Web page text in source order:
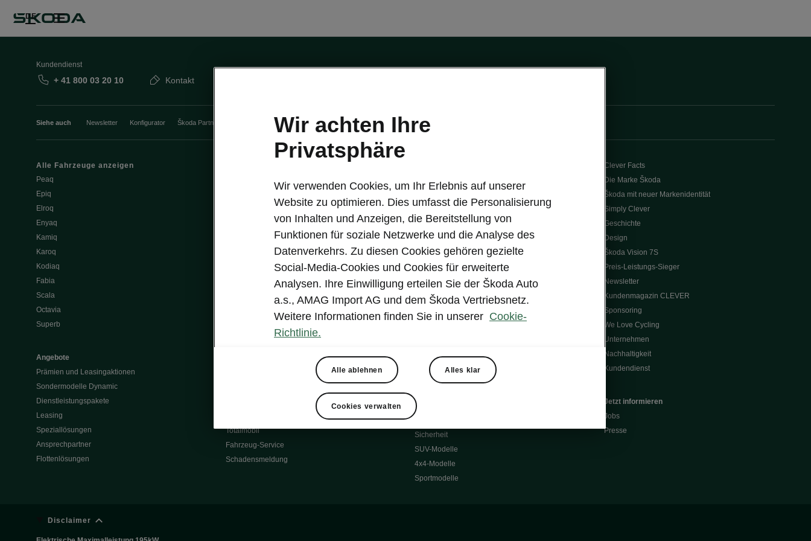
DE
Kundendienst
+ 41 800 03 20 10 Kontakt
Siehe auch Newsletter Konfigurator Škoda Partner
Alle Fahrzeuge anzeigen
Peaq
Epiq
Elroq
Enyaq
Kamiq
Karoq
Kodiaq
Fabia
Scala
Octavia
Superb
Angebote
Prämien und Leasingaktionen
Sondermodelle Dynamic
Dienstleistungspakete
Leasing
Speziallösungen
Ansprechpartner
Flottenlösungen
Software Update
ME3.7 Software Update
Öffentliches Laden
Zuhause laden
Batterie und Reichweite
Škoda Vision O
Totalmobil
Fahrzeug-Service
Schadensmeldung
Škoda Connect
MyŠkoda App
3G Sunset
Verfügbarkeitsliste
Original Zubehör-Kataloge
Winterräder
Transportsysteme
Komfort & Ausstattung
Occasionen
Sicherheit
SUV-Modelle
4x4-Modelle
Sportmodelle
Clever Facts
Die Marke Škoda
Škoda mit neuer Markenidentität
Simply Clever
Geschichte
Design
Škoda Vision 7S
Preis-Leistungs-Sieger
Newsletter
Kundenmagazin CLEVER
Sponsoring
We Love Cycling
Unternehmen
Nachhaltigkeit
Kundendienst
Jetzt informieren
Jobs
Presse
Disclaimer
Wir achten Ihre
Privatsphäre
Wir verwenden Cookies, um Ihr Erlebnis auf unserer
Website zu optimieren. Dies umfasst die Personalisierung
von Inhalten und Anzeigen, die Bereitstellung von
Funktionen für soziale Netzwerke und die Analyse des
Datenverkehrs. Zu diesen Cookies gehören gezielte
Social-Media-Cookies und Cookies für erweiterte
Analysen. Ihre Einwilligung erteilen Sie der Škoda Auto
a.s., AMAG Import AG und dem Škoda Vertriebsnetz.
Weitere Informationen finden Sie in unserer Cookie-
Richtlinie.
Alle ablehnen Alles klar
Cookies verwalten